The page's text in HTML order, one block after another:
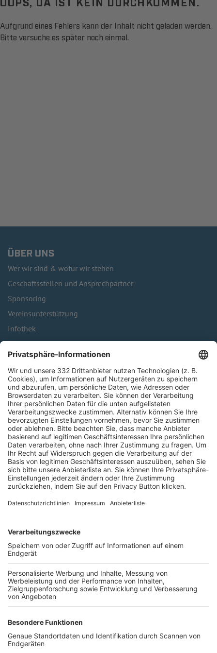
Aufgrund eines Fehlers kann der Inhalt nicht geladen werden.
Bitte versuche es später noch einmal.
ÜBER UNS
Wer wir sind & wofür wir stehen
Geschäftsstellen und Ansprechpartner
Sponsoring
Vereinsunterstützung
Infothek
Kontakt
HÄUFIG BESUCHTE SEITEN
Pässe und Vereinswechsel
Trainerausbildung
Schulungsangebot Vereinsmitarbeiter
BFV-Geschäftsstellen
Trainerbörse
Login SpielPlus
FOLGE DEM BFV
TOP-VEREINE
TOP-PARTNER